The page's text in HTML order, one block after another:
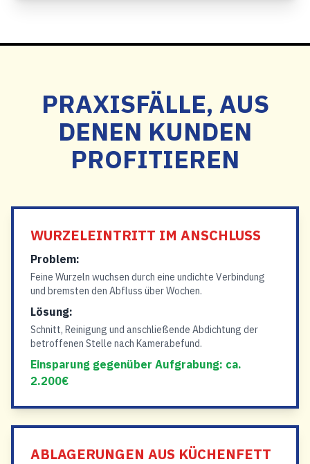
PRAXISFÄLLE, AUS
DENEN KUNDEN
PROFITIEREN
WURZELEINTRITT IM ANSCHLUSS
Problem:
Feine Wurzeln wuchsen durch eine undichte Verbindung
und bremsten den Abfluss über Wochen.
Lösung:
Schnitt, Reinigung und anschließende Abdichtung der
betroffenen Stelle nach Kamerabefund.
Einsparung gegenüber Aufgrabung: ca.
2.200€
ABLAGERUNGEN AUS KÜCHENFETT